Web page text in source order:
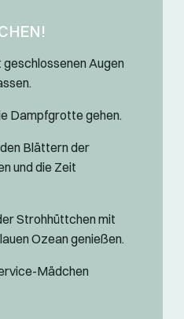
Augen
Dampfgrotte gehen.
Blättern der
und die Zeit
Strohhüttchen mit
Ozean genießen.
Mädchen